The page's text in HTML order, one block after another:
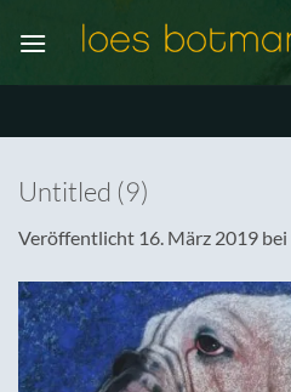
Inhalt
Untitled (9)
Veröffentlicht 16. März 2019 bei